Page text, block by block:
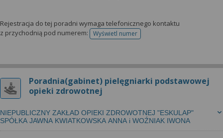
Rejestracja do tej poradni wymaga telefonicznego kontaktu
z przychodnią pod numerem:
Wyświetl numertelefonu do rejestracji
Poradnia(gabinet) pielęgniarki podstawowej
opieki zdrowotnej
NIEPUBLICZNY ZAKŁAD OPIEKI ZDROWOTNEJ "ESKULAP"
SPÓŁKA JAWNA KWIATKOWSKA ANNA i WOŹNIAK IWONA